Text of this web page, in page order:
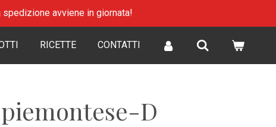
avviene in giornata!
RICETTE CONTATTI
D